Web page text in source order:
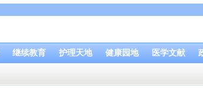
继续教育 护理天地 健康园地 医学文献